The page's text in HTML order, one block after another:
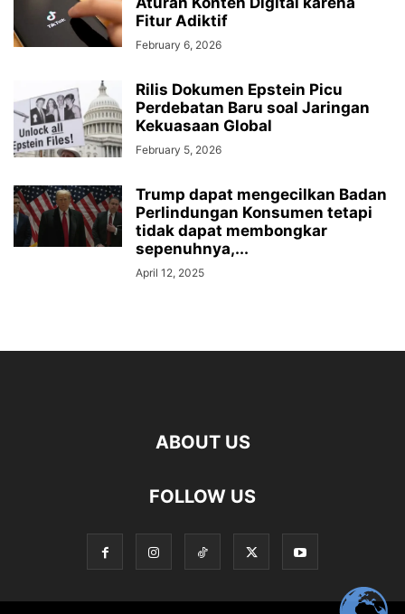
Fitur Adiktif
February 6, 2026
Rilis Dokumen Epstein Picu
Perdebatan Baru soal Jaringan
Kekuasaan Global
February 5, 2026
Trump dapat mengecilkan Badan
Perlindungan Konsumen tetapi
tidak dapat membongkar
sepenuhnya,...
April 12, 2025
ABOUT US
FOLLOW US